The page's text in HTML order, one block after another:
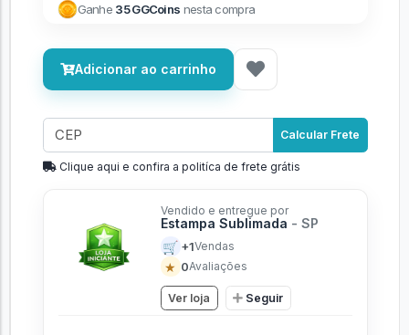
Ganhe 35 GGCoins nesta compra
Adicionar ao carrinho
Calcular Frete
Clique aqui e confira a politíca de frete grátis
Vendido e entregue por
Estampa Sublimada - SP
🛒 +1Vendas
★ 0Avaliações
Ver loja Seguir